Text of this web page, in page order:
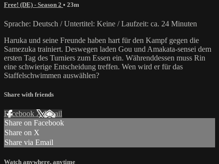
Free! (DE) - Season 2 • 23m
Sprache: Deutsch / Untertitel: Keine / Laufzeit: ca. 24 Minuten
Haruka und seine Freunde haben hart für den Kampf gegen die
Samezuka trainiert. Deswegen laden Gou und Amakata-sensei dem
ersten Tag des Turniers zum Essen ein. Währenddessen muss Rin
eine schwierige Entscheidung treffen. Wen wird er für das
Staffelschwimmen auswählen?
Share with friends
Facebook XEmail
Share on Facebook
Share on X
Share via Email
Watch anywhere, anytime